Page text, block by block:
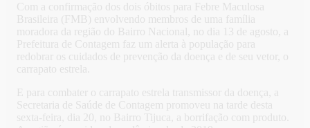
Com a confirmação dos dois óbitos para Febre Maculosa
Brasileira (FMB) envolvendo membros de uma família
moradora da região do Bairro Nacional, no dia 13 de agosto, a
Prefeitura de Contagem faz um alerta à população para
redobrar os cuidados de prevenção da doença e de seu vetor, o
carrapato estrela.
E para combater o carrapato estrela transmissor da doença, a
Secretaria de Saúde de Contagem promoveu na tarde desta
sexta-feira, dia 20, no Bairro Tijuca, a borrifação com produto.